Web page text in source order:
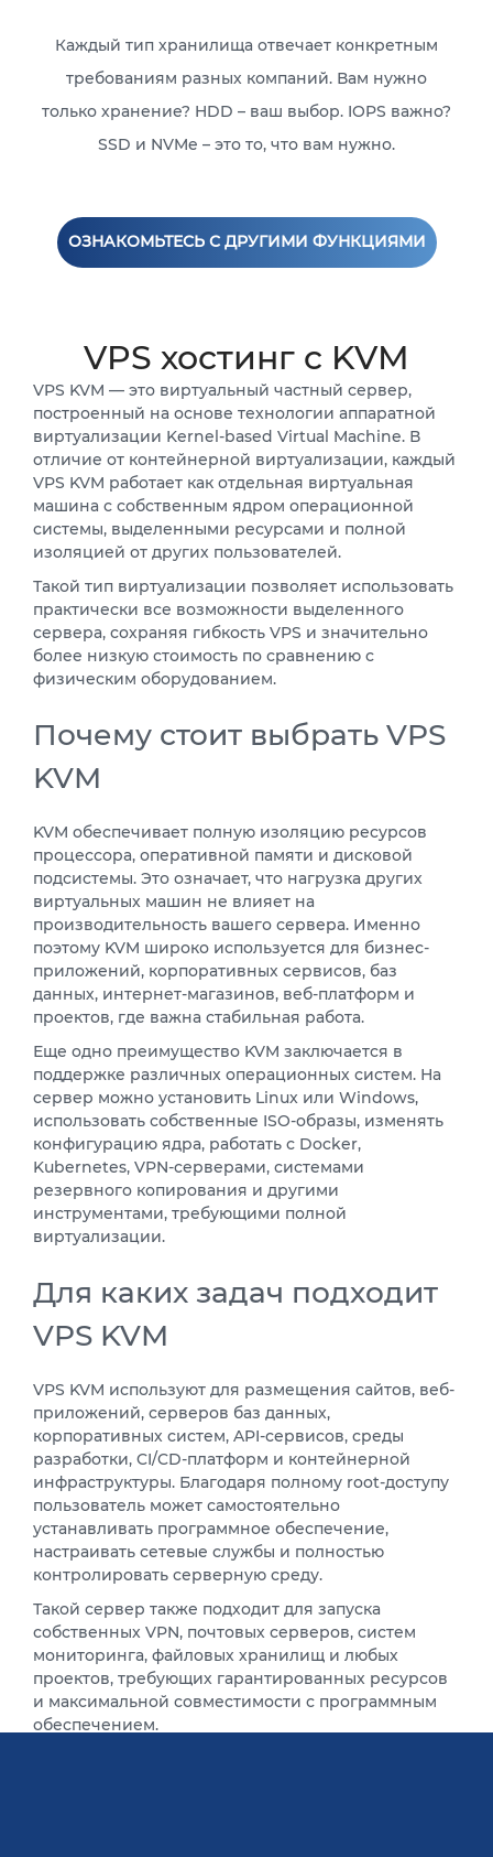
Каждый тип хранилища отвечает конкретным
требованиям разных компаний. Вам нужно
только хранение? HDD – ваш выбор. IOPS важно?
SSD и NVMe – это то, что вам нужно.
ОЗНАКОМЬТЕСЬ С ДРУГИМИ ФУНКЦИЯМИ
VPS хостинг c KVM
VPS KVM — это виртуальный частный сервер,
построенный на основе технологии аппаратной
виртуализации Kernel-based Virtual Machine. В
отличие от контейнерной виртуализации, каждый
VPS KVM работает как отдельная виртуальная
машина с собственным ядром операционной
системы, выделенными ресурсами и полной
изоляцией от других пользователей.
Такой тип виртуализации позволяет использовать
практически все возможности выделенного
сервера, сохраняя гибкость VPS и значительно
более низкую стоимость по сравнению с
физическим оборудованием.
Почему стоит выбрать VPS
KVM
KVM обеспечивает полную изоляцию ресурсов
процессора, оперативной памяти и дисковой
подсистемы. Это означает, что нагрузка других
виртуальных машин не влияет на
производительность вашего сервера. Именно
поэтому KVM широко используется для бизнес-
приложений, корпоративных сервисов, баз
данных, интернет-магазинов, веб-платформ и
проектов, где важна стабильная работа.
Еще одно преимущество KVM заключается в
поддержке различных операционных систем. На
сервер можно установить Linux или Windows,
использовать собственные ISO-образы, изменять
конфигурацию ядра, работать с Docker,
Kubernetes, VPN-серверами, системами
резервного копирования и другими
инструментами, требующими полной
виртуализации.
Для каких задач подходит
VPS KVM
VPS KVM используют для размещения сайтов, веб-
приложений, серверов баз данных,
корпоративных систем, API-сервисов, среды
разработки, CI/CD-платформ и контейнерной
инфраструктуры. Благодаря полному root-доступу
пользователь может самостоятельно
устанавливать программное обеспечение,
настраивать сетевые службы и полностью
контролировать серверную среду.
Такой сервер также подходит для запуска
собственных VPN, почтовых серверов, систем
мониторинга, файловых хранилищ и любых
проектов, требующих гарантированных ресурсов
и максимальной совместимости с программным
обеспечением.